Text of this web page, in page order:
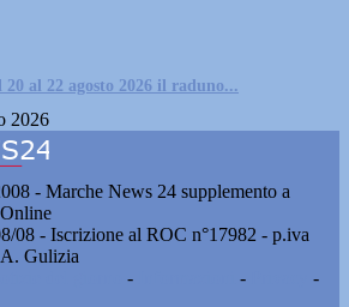
al 22 agosto 2026 il raduno...
2026
- Marche News 24 supplemento a
08 - Iscrizione al ROC n°17982 - p.iva
Gulizia
- -
-